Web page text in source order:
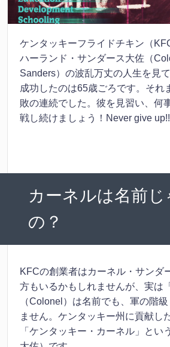
ケンタッキーフライドチキン（
ハーランド・サンダース大佐（
Sanders）の波乱万丈の人生を見
成功したのは65歳ごろです。それ
敗の連続でした。彼を見習い、何
戦し続けましょう！Never give
カーネルは名前じ
の？
KFCの創業者はカーネル・サンダ
方もいるかもしれませんが、実は
（Colonel）は名前でも、軍の階
ません。ケンタッキー州に貢献し
「ケンタッキー・カーネル」とい